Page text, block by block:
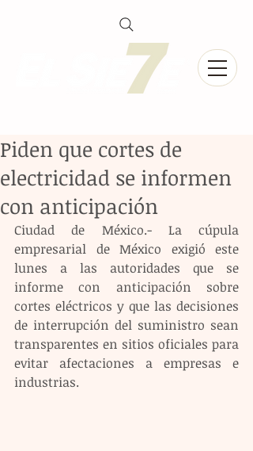
Piden que cortes de
electricidad se informen
con anticipación
Ciudad de México.- La cúpula
empresarial de México exigió este
lunes a las autoridades que se
informe con anticipación sobre
cortes eléctricos y que las decisiones
de interrupción del suministro sean
transparentes en sitios oficiales para
evitar afectaciones a empresas e
industrias.